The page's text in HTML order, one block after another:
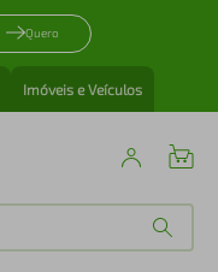
Quero
Imóveis e Veículos